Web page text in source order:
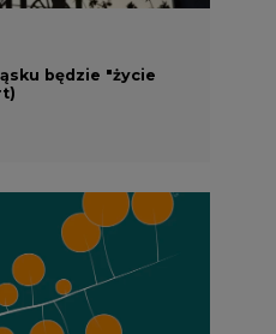
będzie "życie